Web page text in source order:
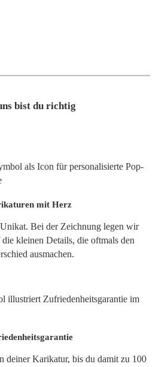
bist du richtig
mit Herz
Bei der Zeichnung legen wir
die kleinen Details, die oftmals den
ausmachen.
deiner Karikatur, bis du damit zu 100